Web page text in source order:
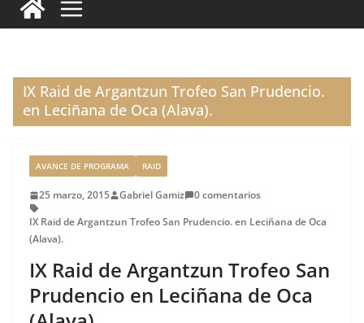
e
o
o
k
te l e
n
l re p
rt
ir
IX Raid de Argantzun Trofeo San Prudencio.
en Leciñana de Oca (Alava).
AVANCE DE PROGRAMA RAID
25 marzo, 2015 Gabriel Gamiz
0 comentarios
IX Raid de Argantzun Trofeo San Prudencio. en Leciñana de Oca
(Alava).
IX Raid de Argantzun Trofeo San
Prudencio en Leciñana de Oca